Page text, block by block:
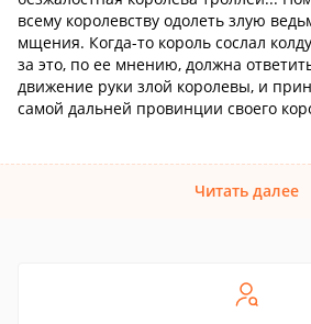
всему королевству одолеть злую
мщения. Когда-то король сослал
за это, по ее мнению, должна
движение руки злой королевы, и
самой дальней провинции своего
Читать далее